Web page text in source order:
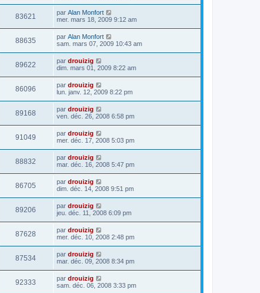
83621 par Alan Monfort
mer. mars 18, 2009 9:12 am
88635 par Alan Monfort
sam. mars 07, 2009 10:43 am
89622 par drouizig
dim. mars 01, 2009 8:22 am
86096 par drouizig
lun. janv. 12, 2009 8:22 pm
89168 par drouizig
ven. déc. 26, 2008 6:58 pm
91049 par drouizig
mer. déc. 17, 2008 5:03 pm
88832 par drouizig
mar. déc. 16, 2008 5:47 pm
86705 par drouizig
dim. déc. 14, 2008 9:51 pm
89206 par drouizig
jeu. déc. 11, 2008 6:09 pm
87628 par drouizig
mer. déc. 10, 2008 2:48 pm
87534 par drouizig
mar. déc. 09, 2008 8:34 pm
92333 par drouizig
sam. déc. 06, 2008 3:33 pm